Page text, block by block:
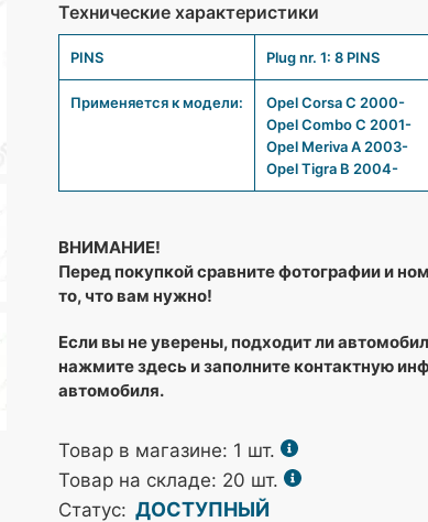
Технические характеристики
PINS Plug nr. 1: 8 PINS
Применяется к модели:
Opel Corsa C 2000-
Opel Combo C 2001-
Opel Meriva A 2003-
Opel Tigra B 2004-
ВНИМАНИЕ!
Перед покупкой сравните фотографии и
то, что вам нужно!
Если вы не уверены, подходит ли
нажмите здесь и заполните контактную
автомобиля.
Товар в магазине: 1 шт.
Товар на складе: 20 шт.
Статус: ДОСТУПНЫЙ